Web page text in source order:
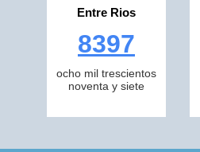
Entre Rios
8397
ocho mil trescientos
noventa y siete